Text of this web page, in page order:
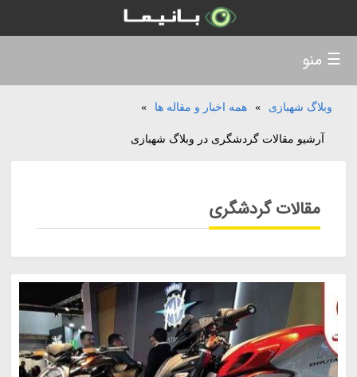
وبلاگ شهبازی » همه اخبار و مقاله ها »
آرشیو مقالات گردشگری در وبلاگ شهبازی
مقالات گردشگری
☰ منو